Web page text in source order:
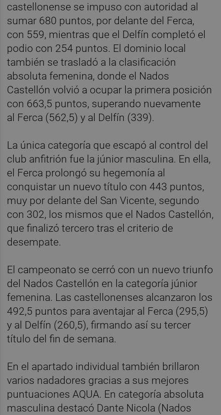
castellonense se impuso con autoridad al
sumar 680 puntos, por delante del Ferca,
con 559, mientras que el Delfín completó el
podio con 254 puntos. El dominio local
también se trasladó a la clasificación
absoluta femenina, donde el Nados
Castellón volvió a ocupar la primera posición
con 663,5 puntos, superando nuevamente
al Ferca (562,5) y al Delfín (339).
La única categoría que escapó al control del
club anfitrión fue la júnior masculina. En ella,
el Ferca prolongó su hegemonía al
conquistar un nuevo título con 443 puntos,
muy por delante del San Vicente, segundo
con 302, los mismos que el Nados Castellón,
que finalizó tercero tras el criterio de
desempate.
El campeonato se cerró con un nuevo triunfo
del Nados Castellón en la categoría júnior
femenina. Las castellonenses alcanzaron los
492,5 puntos para aventajar al Ferca (295,5)
y al Delfín (260,5), firmando así su tercer
título del fin de semana.
En el apartado individual también brillaron
varios nadadores gracias a sus mejores
puntuaciones AQUA. En categoría absoluta
masculina destacó Dante Nicola (Nados